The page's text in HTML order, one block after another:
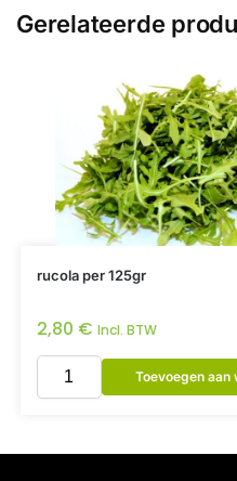
Gerelateerde
rucola per 125gr
2,80 € Incl. BTW
Toevoegen aan